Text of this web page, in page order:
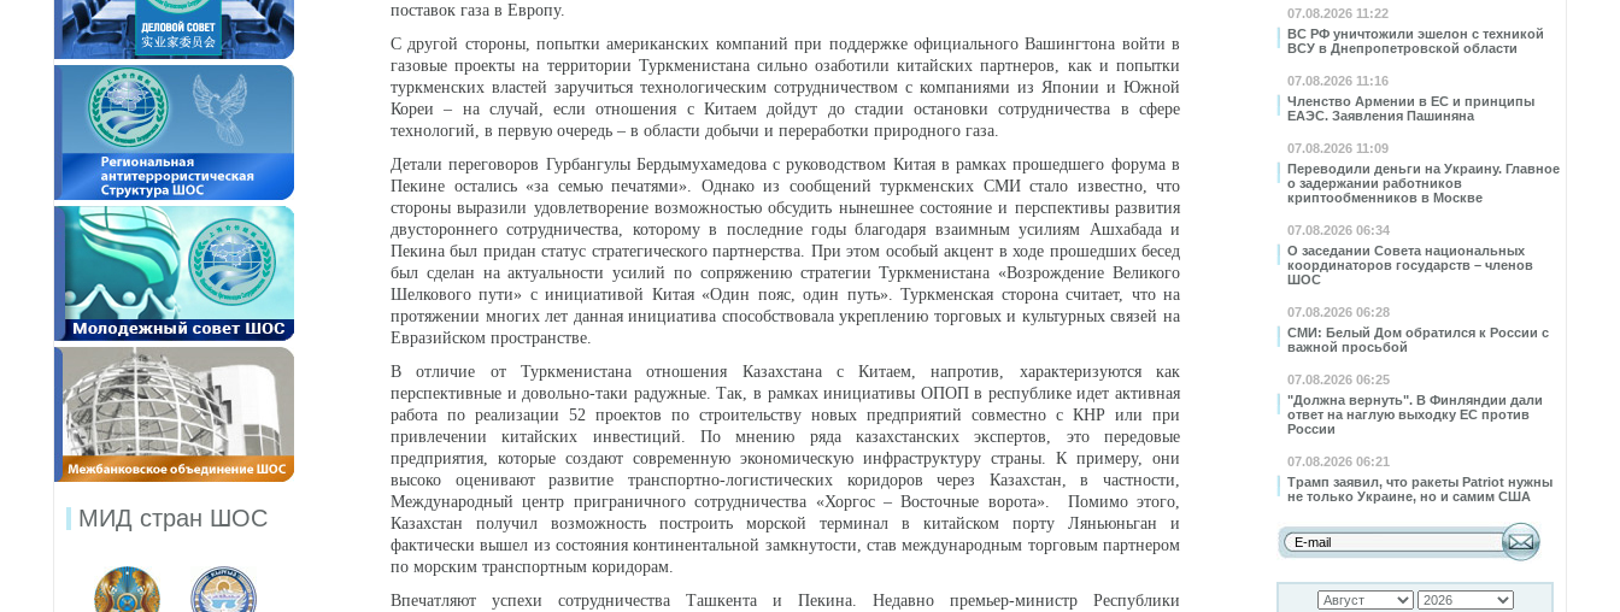
07.08.2026 11:22
ВС РФ уничтожили эшелон с техникой
ВСУ в Днепропетровской области
07.08.2026 11:16
Членство Армении в ЕС и принципы
ЕАЭС. Заявления Пашиняна
07.08.2026 11:09
Переводили деньги на Украину. Главное
о задержании работников
криптообменников в Москве
07.08.2026 06:34
О заседании Совета национальных
координаторов государств – членов
ШОС
07.08.2026 06:28
СМИ: Белый Дом обратился к России с
важной просьбой
07.08.2026 06:25
"Должна вернуть". В Финляндии дали
ответ на наглую выходку ЕС против
России
07.08.2026 06:21
Трамп заявил, что ракеты Patriot нужны
не только Украине, но и самим США
МИД стран ШОС
поставок газа в Европу.
С другой стороны, попытки американских компаний при поддержке официального Вашингтона войти в
газовые проекты на территории Туркменистана сильно озаботили китайских партнеров, как и попытки
туркменских властей заручиться технологическим сотрудничеством с компаниями из Японии и Южной
Кореи – на случай, если отношения с Китаем дойдут до стадии остановки сотрудничества в сфере
технологий, в первую очередь – в области добычи и переработки природного газа.
Детали переговоров Гурбангулы Бердымухамедова с руководством Китая в рамках прошедшего форума в
Пекине остались «за семью печатями». Однако из сообщений туркменских СМИ стало известно, что
стороны выразили удовлетворение возможностью обсудить нынешнее состояние и перспективы развития
двустороннего сотрудничества, которому в последние годы благодаря взаимным усилиям Ашхабада и
Пекина был придан статус стратегического партнерства. При этом особый акцент в ходе прошедших бесед
был сделан на актуальности усилий по сопряжению стратегии Туркменистана «Возрождение Великого
Шелкового пути» с инициативой Китая «Один пояс, один путь». Туркменская сторона считает, что на
протяжении многих лет данная инициатива способствовала укреплению торговых и культурных связей на
Евразийском пространстве.
В отличие от Туркменистана отношения Казахстана с Китаем, напротив, характеризуются как
перспективные и довольно-таки радужные. Так, в рамках инициативы ОПОП в республике идет активная
работа по реализации 52 проектов по строительству новых предприятий совместно с КНР или при
привлечении китайских инвестиций. По мнению ряда казахстанских экспертов, это передовые
предприятия, которые создают современную экономическую инфраструктуру страны. К примеру, они
высоко оценивают развитие транспортно-логистических коридоров через Казахстан, в частности,
Международный центр приграничного сотрудничества «Хоргос – Восточные ворота». Помимо этого,
Казахстан получил возможность построить морской терминал в китайском порту Ляньюньган и
фактически вышел из состояния континентальной замкнутости, став международным торговым партнером
по морским транспортным коридорам.
Впечатляют успехи сотрудничества Ташкента и Пекина. Недавно премьер-министр Республики